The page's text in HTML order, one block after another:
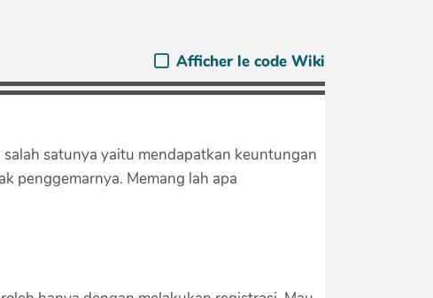
Afficher le code Wiki